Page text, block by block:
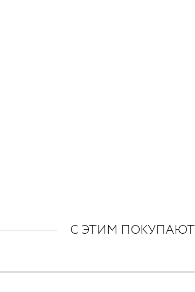
С ЭТИМ ПОКУПАЮТ